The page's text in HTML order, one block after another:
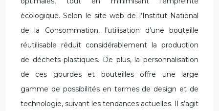
écologique. Selon le site web de l’Institut National
de la Consommation, l’utilisation d’une bouteille
réutilisable réduit considérablement la production
de déchets plastiques. De plus, la personnalisation
de ces gourdes et bouteilles offre une large
gamme de possibilités en termes de design et de
technologie, suivant les tendances actuelles. Il s’agit